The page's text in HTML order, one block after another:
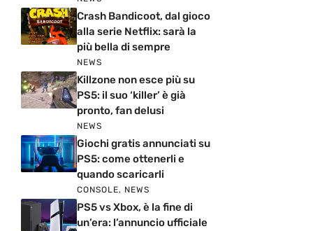
Crash Bandicoot, dal gioco
alla serie Netflix: sarà la
più bella di sempre
NEWS
Killzone non esce più su
PS5: il suo ‘killer’ è già
pronto, fan delusi
NEWS
Giochi gratis annunciati su
PS5: come ottenerli e
quando scaricarli
CONSOLE, NEWS
PS5 vs Xbox, è la fine di
un’era: l’annuncio ufficiale